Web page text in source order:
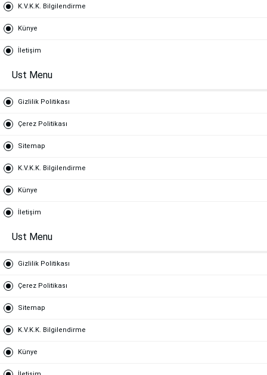
K.V.K.K. Bilgilendirme
Künye
İletişim
Ust Menu
Gizlilik Politikası
Çerez Politikası
Sitemap
K.V.K.K. Bilgilendirme
Künye
İletişim
Ust Menu
Gizlilik Politikası
Çerez Politikası
Sitemap
K.V.K.K. Bilgilendirme
Künye